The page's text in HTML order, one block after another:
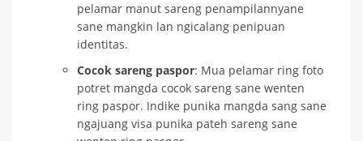
pelamar manut sareng penampilannyane
sane mangkin lan ngicalang penipuan
identitas.
Cocok sareng paspor: Mua pelamar ring foto
potret mangda cocok sareng sane wenten
ring paspor. Indike punika mangda sang sane
ngajuang visa punika pateh sareng sane